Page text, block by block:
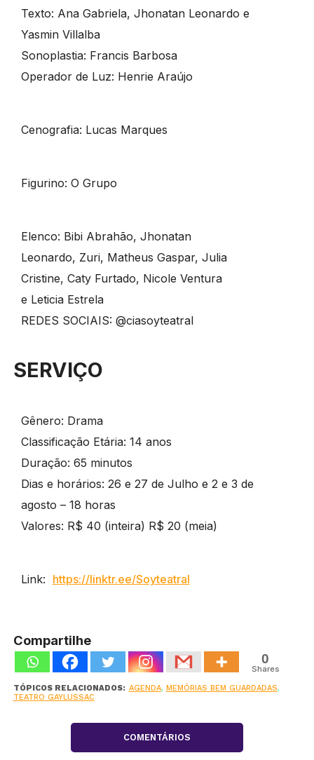
Texto: Ana Gabriela, Jhonatan Leonardo e
Yasmin Villalba
Sonoplastia: Francis Barbosa
Operador de Luz: Henrie Araújo
Cenografia: Lucas Marques
Figurino: O Grupo
Elenco: Bibi Abrahão, Jhonatan
Leonardo, Zuri, Matheus Gaspar, Julia
Cristine, Caty Furtado, Nicole Ventura
e Leticia Estrela
REDES SOCIAIS: @ciasoyteatral
SERVIÇO
Gênero: Drama
Classificação Etária: 14 anos
Duração: 65 minutos
Dias e horários: 26 e 27 de Julho e 2 e 3 de
agosto – 18 horas
Valores: R$ 40 (inteira) R$ 20 (meia)
Link: https://linktr.ee/Soyteatral
Compartilhe
0
Shares
TÓPICOS RELACIONADOS: AGENDA, MEMÓRIAS BEM GUARDADAS,
TEATRO GAYLUSSAC
COMENTÁRIOS